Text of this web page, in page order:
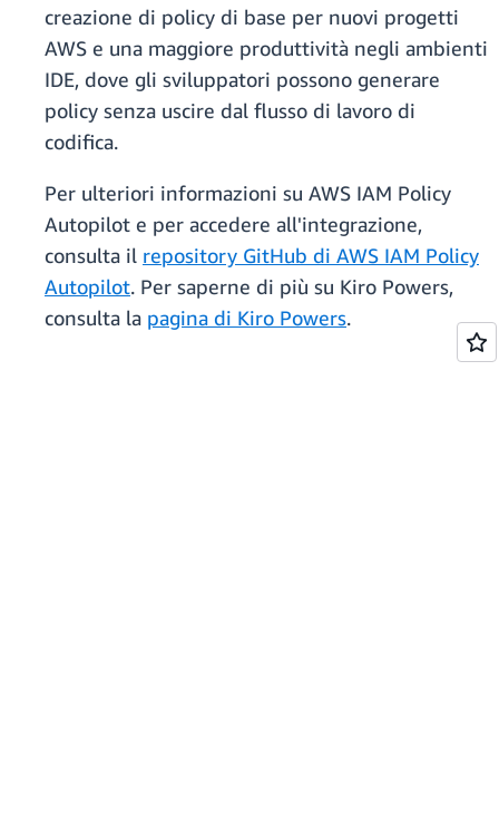
creazione di policy di base per nuovi progetti
AWS e una maggiore produttività negli ambienti
IDE, dove gli sviluppatori possono generare
policy senza uscire dal flusso di lavoro di
codifica.
Per ulteriori informazioni su AWS IAM Policy
Autopilot e per accedere all'integrazione,
consulta il repository GitHub di AWS IAM Policy
Autopilot. Per saperne di più su Kiro Powers,
consulta la pagina di Kiro Powers.